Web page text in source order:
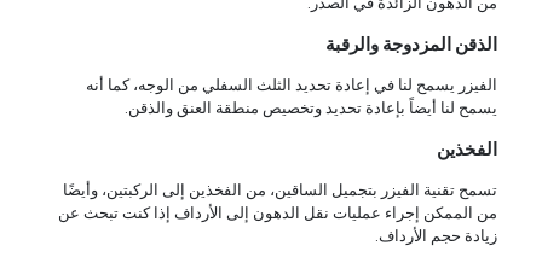
الذقن المزدوجة والرقبة
الفيزر يسمح لنا في إعادة تحديد الثلث السفلي من الوجه، كما أنه
يسمح لنا أيضاً بإعادة تحديد وتخصيص منطقة العنق والذقن.
الفخذين
تسمح تقنية الفيزر بتجميل الساقين، من الفخذين إلى الركبتين، وأيضًا
من الممكن إجراء عمليات نقل الدهون إلى الأرداف إذا كنت تبحث عن
زيادة حجم الأرداف.